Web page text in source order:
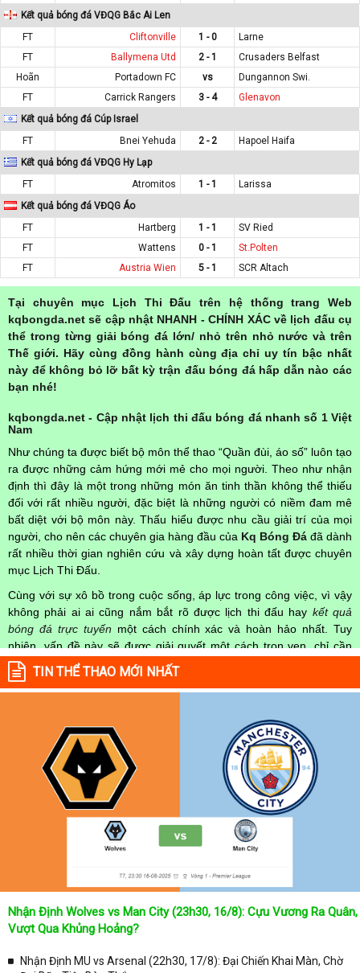
Kết quả bóng đá VĐQG Bắc Ai Len
FT
Cliftonville 1 - 0
Larne
FT
Ballymena Utd 2 - 1
Crusaders Belfast
Hoãn
Portadown FC vs
Dungannon Swi.
FT
Carrick Rangers 3 - 4
Glenavon
Kết quả bóng đá Cúp Israel
FT
Bnei Yehuda 2 - 2
Hapoel Haifa
Kết quả bóng đá VĐQG Hy Lạp
FT
Atromitos 1 - 1
Larissa
Kết quả bóng đá VĐQG Áo
FT
Hartberg 1 - 1
SV Ried
FT
Wattens 0 - 1
St.Polten
FT
Austria Wien 5 - 1 SCR Altach
Tại chuyên mục Lịch Thi Đấu trên hệ thống trang Web
kqbongda.net sẽ cập nhật NHANH - CHÍNH XÁC về lịch đấu cụ
thể trong từng giải bóng đá lớn/ nhỏ trên nhỏ nước và trên
Thế giới. Hãy cùng đồng hành cùng địa chỉ uy tín bậc nhất
này để không bỏ lỡ bất kỳ trận đấu bóng đá hấp dẫn nào các
bạn nhé!
kqbongda.net - Cập nhật lịch thi đấu bóng đá nhanh số 1 Việt
Nam
Như chúng ta được biết bộ môn thể thao “Quần đùi, áo số” luôn tạo
ra được những cảm hứng mới mẻ cho mọi người. Theo như nhận
định thì đây là một trong những món ăn tinh thần không thể thiếu
đối với rất nhiều người, đặc biệt là những người có niềm đam mê
bất diệt với bộ môn này. Thấu hiểu được nhu cầu giải trí của mọi
người, cho nên các chuyên gia hàng đầu của Kq Bóng Đá đã dành
rất nhiều thời gian nghiên cứu và xây dựng hoàn tất được chuyên
mục Lịch Thi Đấu.
Cùng với sự xô bồ trong cuộc sống, áp lực trong công việc, vì vậy
không phải ai ai cũng nắm bắt rõ được lịch thi đấu hay kết quả
bóng đá trực tuyến một cách chính xác và hoàn hảo nhất. Tuy
nhiên, vấn đề này sẽ được giải quyết một cách trọn vẹn, chỉ cần
truy cập vào chuyên mục
Lịch Thi Đấu
mọi người hoàn toàn nắm rõ được chính xác về thời gian các trận
đấu bóng đá Việt Nam hay trên Thế giới diễn ra trong thời gian sắp
cả 2 đội tuyển bóng đá đang đạt được.
Không chỉ dừng lại ở đó, những người hâm mộ bóng đá có thể cập
nhật được chính xác về lịch phát sóng bóng đá được tường thuật
trực tiếp ở trên những kênh truyền hình thể thao lớn nhất hiện nay
như: VTV3, K+, SCTV, Thể thao TV,... Nếu như bạn không muốn
bỏ lỡ bất kỳ một trận đấu bóng đá nào trong từng mùa giải, hãy
thường xuyên vào chuyên mụcLịch Thi Đấutại chuyên trang
để cập nhật thông tin chính xác nhất nhé!
Lịch thi đấu được cập nhật chính xác trong toàn bộ các giải
Tại Lịch Thi Đấu của chuyên trang kqbongda.net
sẽ cập nhanh
chóng và chính xác nhất thời gian từng trận đấu bóng đá diễn ra ở
trong từng giải đấu như:
TIN THỂ THAO MỚI NHẤT
Nhận Định Wolves vs Man City (23h30, 16/8): Cựu Vương Ra Quân,
Vượt Qua Khủng Hoảng?
Nhận Định MU vs Arsenal (22h30, 17/8): Đại Chiến Khai Màn, Chờ